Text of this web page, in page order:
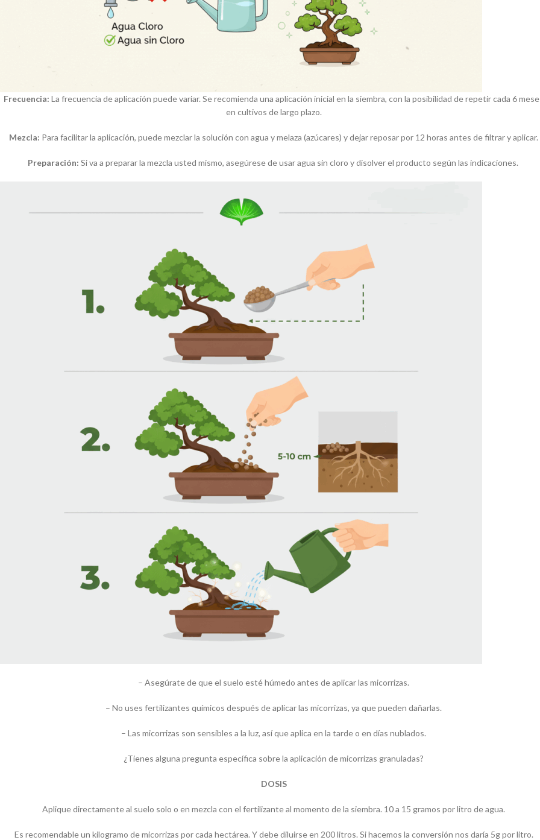
Frecuencia: La frecuencia de aplicación puede variar. Se recomienda una aplicación inicial en la siembra, con la posibilidad de repetir cada 6
en cultivos de largo plazo.
Mezcla: Para facilitar la aplicación, puede mezclar la solución con agua y melaza (azúcares) y dejar reposar por 12 horas antes de filtrar y aplicar.
Preparación: Si va a preparar la mezcla usted mismo, asegúrese de usar agua sin cloro y disolver el producto según las indicaciones.
– Asegúrate de que el suelo esté húmedo antes de aplicar las micorrizas.
– No uses fertilizantes químicos después de aplicar las micorrizas, ya que pueden dañarlas.
– Las micorrizas son sensibles a la luz, así que aplica en la tarde o en días nublados.
¿Tienes alguna pregunta específica sobre la aplicación de micorrizas granuladas?
DOSIS
Aplique directamente al suelo solo o en mezcla con el fertilizante al momento de la siembra. 10 a 15 gramos por litro de agua.
Es recomendable un kilogramo de micorrizas por cada hectárea. Y debe diluirse en 200 litros. Si hacemos la conversión nos daría 5g por litro.